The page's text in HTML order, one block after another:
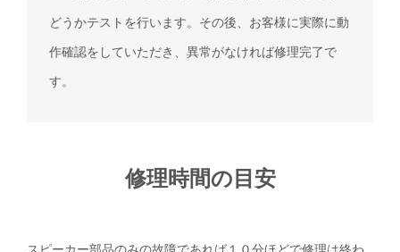
どうかテストを行います。その後、お客様に実際に動
作確認をしていただき、異常がなければ修理完了で
す。
修理時間の目安